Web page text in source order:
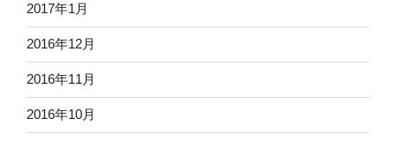
2017年1月
2016年12月
2016年11月
2016年10月